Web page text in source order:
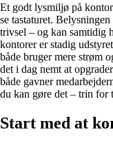
Et godt lysmiljø på
se tastaturet.
trivsel – og kan samtidig
kontorer er stadig
både bruger mere strøm
det i dag nemt at
både gavner
du kan gøre det – trin for
Start med at